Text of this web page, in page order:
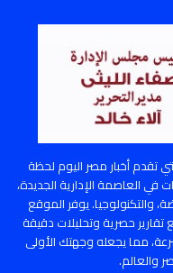
تقدم أخبار مصر اليوم لحظة
في العاصمة الإدارية الجديدة،
والتكنولوجيا. يوفر الموقع
حصرية وتحليلات دقيقة
مما يجعله وجهتك الأولى
والعالم.